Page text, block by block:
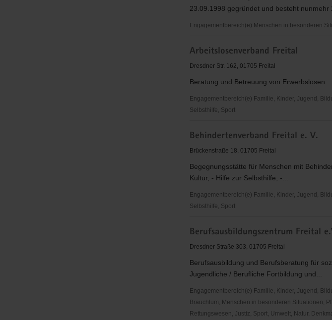
23.09.1998 gegründet und besteht nunmehr
Engagementbereich(e) Menschen in besonderen
2000und
privates
Arbeitsförderung
und
Lernen
Arbeitslosenverband Freital
Dresdner Str. 162, 01705 Freital
Beratung und Betreuung von Erwerbslosen
Engagementbereich(e) Familie, Kinder, Jugend,
Selbsthilfe, Sport
Freital
Behindertenverband Freital e. V.
Brückenstraße 18, 01705 Freital
Begegnungsstätte für Menschen mit
Kultur, - Hilfe zur Selbsthilfe, -...
Engagementbereich(e) Familie, Kinder, Jugend,
Selbsthilfe, Sport
Freital
e.
Berufsausbildungszentrum Freital
Dresdner Straße 303, 01705 Freital
Berufsausbildung und Berufsberatung für
Jugendliche / Berufliche Fortbildung und...
Engagementbereich(e) Familie, Kinder, Jugend,
Brauchtum, Menschen in besonderen Situationen,
Rettungswesen, Justiz, Sport, Umwelt, Natur,